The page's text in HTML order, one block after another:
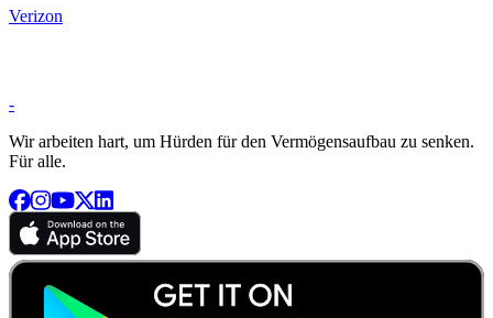
Verizon
-
Wir arbeiten hart, um Hürden für den Vermögensaufbau zu senken.
Für alle.